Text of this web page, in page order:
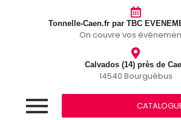
Tonnelle-Caen.fr par TBC
On couvre vos
Calvados (14) près de
14540 Bourguébus